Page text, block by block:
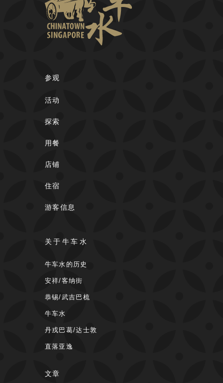
参观
活动
探索
用餐
店铺
住宿
游客信息
关于牛车水
牛车水的历史
安祥/客纳街
恭锡/武吉巴梳
牛车水
丹戎巴葛/达士敦
直落亚逸
文章